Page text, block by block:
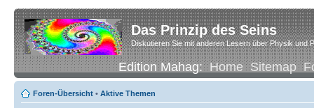
Das Prinzip des Seins
Diskutieren Sie mit anderen Lesern über Physik und
Edition Mahag:Home Sitemap
Foren-Übersicht • Aktive Themen